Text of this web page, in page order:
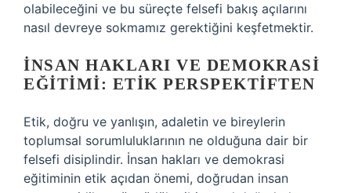
olabileceğini ve bu süreçte felsefi bakış açılarını
nasıl devreye sokmamız gerektiğini keşfetmektir.
İNSAN HAKLARI VE DEMOKRASI
EĞITIMI: ETIK PERSPEKTIFTEN
Etik, doğru ve yanlışın, adaletin ve bireylerin
toplumsal sorumluluklarının ne olduğuna dair bir
felsefi disiplindir. İnsan hakları ve demokrasi
eğitiminin etik açıdan önemi, doğrudan insan